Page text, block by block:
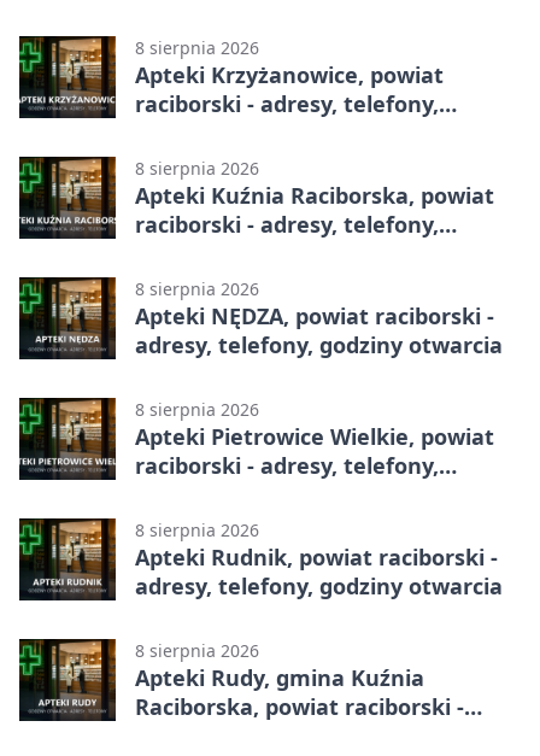
8 sierpnia 2026
Apteki Krzyżanowice, powiat
raciborski - adresy, telefony,
8 sierpnia 2026
Apteki Kuźnia Raciborska, powiat
raciborski - adresy, telefony,
8 sierpnia 2026
Apteki NĘDZA, powiat raciborski -
adresy, telefony, godziny otwarcia
8 sierpnia 2026
Apteki Pietrowice Wielkie, powiat
raciborski - adresy, telefony,
8 sierpnia 2026
Apteki Rudnik, powiat raciborski -
adresy, telefony, godziny otwarcia
8 sierpnia 2026
Apteki Rudy, gmina Kuźnia
Raciborska, powiat raciborski -